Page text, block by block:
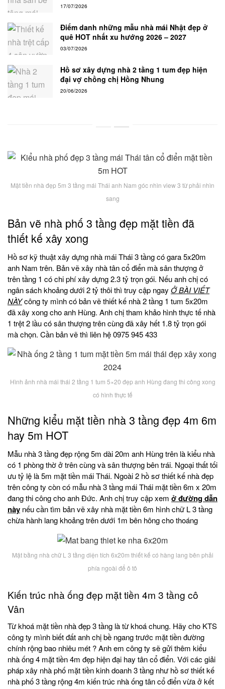
17/07/2026
Điểm danh những mẫu nhà mái Nhật đẹp ở
quê HOT nhất xu hướng 2026 – 2027
03/07/2026
Hồ sơ xây dựng nhà 2 tầng 1 tum đẹp hiện
đại vợ chồng chị Hồng Nhung
20/06/2026
Mặt tiền nhà đẹp 5m 3 tầng mái Thái anh Nam góc nhìn view 3 từ phải nhìn
sang
Bản vẽ nhà phố 3 tầng đẹp mặt tiền đã
thiết kế xây xong
Hồ sơ kỹ thuật xây dựng nhà mái Thái 3 tầng có gara 5x20m
anh Nam trên. Bản vẽ xây nhà tân cổ điển mà sân thượng ở
trên tầng 1 có chi phí xây dựng 2.3 tỷ trọn gói. Nếu anh chị có
ngân sách khoảng dưới 2 tỷ thôi thì truy cập ngay Ở BÀI VIẾT
NÀYcông ty mình có bản vẽ thiết kế nhà 2 tầng 1 tum 5x20m
đã xây xong cho anh Hùng. Anh chị tham khảo hình thực tế nhà
1 trệt 2 lầu có sân thượng trên cùng đã xây hết 1.8 tỷ trọn gói
mà chọn. Cần bản vẽ thì liên hệ 0975 945 433
Hình ảnh nhà mái thái 2 tầng 1 tum 5×20 đẹp anh Hùng đang thi công xong
có hình thực tế
Những kiểu mặt tiền nhà 3 tầng đẹp 4m 6m
hay 5m HOT
Mẫu nhà 3 tầng đẹp rộng 5m dài 20m anh Hùng trên là kiểu nhà
có 1 phòng thờ ở trên cùng và sân thượng bên trái. Ngoại thất tối
ưu tỷ lệ là 5m mặt tiền mái Thái. Ngoài 2 hồ sơ thiết kế nhà đẹp
trên công ty còn có mẫu nhà 3 tầng mái Thái mặt tiền 6m x 20m
đang thi công cho anh Đức. Anh chị truy cập xem ở đường dẫn
này nếu cần tìm bản vẽ xây nhà mặt tiền 6m hình chữ L 3 tầng
chừa hành lang khoảng trên dưới 1m bên hông cho thoáng
Mặt bằng nhà chữ L 3 tầng diện tích 6x20m thiết kế có hàng lang bên phải
phía ngoài để ô tô
Kiến trúc nhà ống đẹp mặt tiền 4m 3 tầng cô
Vân
Từ khoá mặt tiền nhà đẹp 3 tầng là từ khoá chung. Hãy cho KTS
công ty mình biết đất anh chị bề ngang trước mặt tiền đường
chính rộng bao nhiêu mét ? Anh em công ty sẽ gửi thêm kiểu
nhà ống 4 mặt tiền 4m đẹp hiện đại hay tân cổ điển. Với các giải
pháp xây nhà phố mặt tiền kinh doanh 3 tầng như hồ sơ thiết kế
nhà phố 3 tầng rộng 4m kiến trúc nhà ống tân cổ điển vừa ở kết